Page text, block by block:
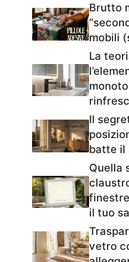
Brutto
mobili
La
Il
batte il
Quella
il tuo
vetro